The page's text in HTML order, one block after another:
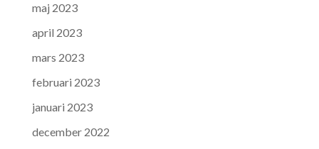
maj 2023
april 2023
mars 2023
februari 2023
januari 2023
december 2022